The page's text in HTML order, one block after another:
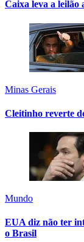
Caixa leva a leilão
Minas Gerais
Cleitinho reverte
Mundo
EUA diz não ter
o Brasil